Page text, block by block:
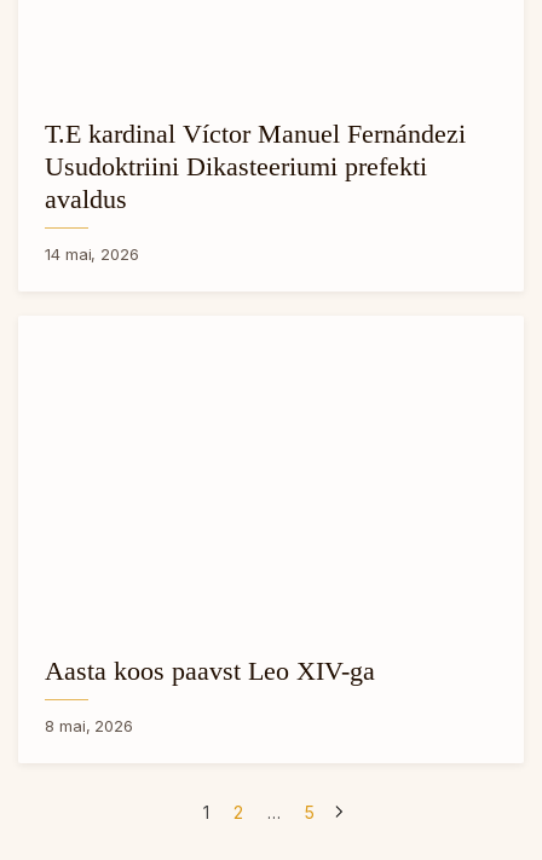
T.E kardinal Víctor Manuel Fernándezi
Usudoktriini Dikasteeriumi prefekti
avaldus
14 mai, 2026
Aasta koos paavst Leo XIV-ga
8 mai, 2026
1 2 … 5